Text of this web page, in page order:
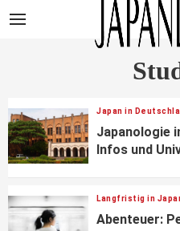
Japan in
Japanologie
Infos und
Langfristig in
Abenteuer: